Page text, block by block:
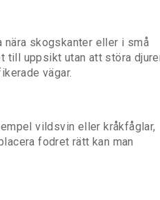
skogskanter eller i små
till uppsikt utan att störa
vägar.
vildsvin eller kråkfåglar,
fodret rätt kan man